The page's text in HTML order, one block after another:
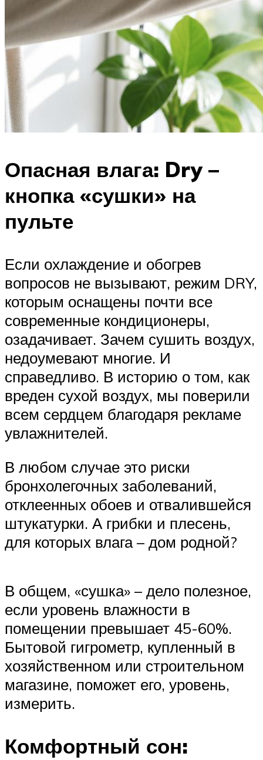
Опасная влага: Dry –
кнопка «сушки» на
пульте
Если охлаждение и обогрев
вопросов не вызывают, режим DRY,
которым оснащены почти все
современные кондиционеры,
озадачивает. Зачем сушить воздух,
недоумевают многие. И
справедливо. В историю о том, как
вреден сухой воздух, мы поверили
всем сердцем благодаря рекламе
увлажнителей.
В любом случае это риски
бронхолегочных заболеваний,
отклеенных обоев и отвалившейся
штукатурки. А грибки и плесень,
для которых влага – дом родной?
В общем, «сушка» – дело полезное,
если уровень влажности в
помещении превышает 45-60%.
Бытовой гигрометр, купленный в
хозяйственном или строительном
магазине, поможет его, уровень,
измерить.
Комфортный сон: